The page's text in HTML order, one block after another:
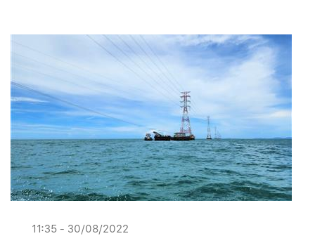
11:35 - 30/08/2022